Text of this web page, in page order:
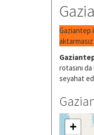
Gaziantep
rotasını
seyahat
+